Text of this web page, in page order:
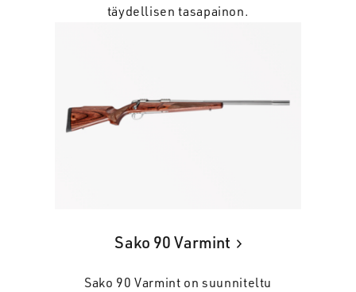
täydellisen tasapainon.
Sako 90 Varmint
Sako 90 Varmint on suunniteltu